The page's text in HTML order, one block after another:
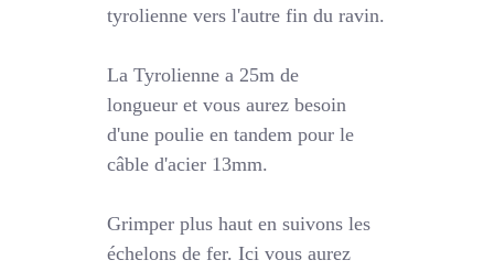
tyrolienne vers l'autre fin du ravin.
La Tyrolienne a 25m de
longueur et vous aurez besoin
d'une poulie en tandem pour le
câble d'acier 13mm.
Grimper plus haut en suivons les
échelons de fer. Ici vous aurez